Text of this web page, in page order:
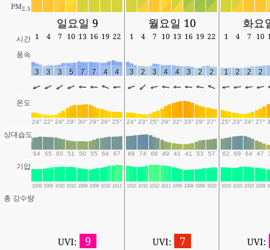
PM2.5
일요일 9 월요일 10 화요
시간 1 4 7 10 13 16 19 22 1 4 7 10 13 16 19 22 1 4 7 10
풍속
3 3 3 5 7 7 4 4 3 2 3 4 4 3 2 2 1 2 2 2
온도
24° 22° 24° 29° 30° 29° 26° 25° 24° 23° 25° 29° 32° 33° 29° 27° 25° 23° 24° 27°
상대습도
64 65 60 51 50 55 64 67 69 74 66 49 41 41 53 57 62 69 64 47
기압
1009 1009 1010 1010 1009 1009 1010 1011 1010 1010 1012 1011 1009 1008 1009 1010 1010 1010 1010 1009
총 강수량
UVI: 9 UVI: 7 UVI: